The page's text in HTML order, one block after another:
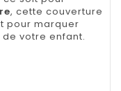
, cette couverture
pour marquer
votre enfant.